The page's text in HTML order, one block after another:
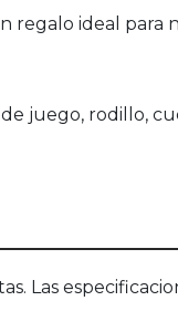
regalo ideal
juego, rodillo,
Las